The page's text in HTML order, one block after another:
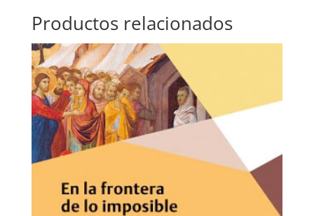
Productos relacionados